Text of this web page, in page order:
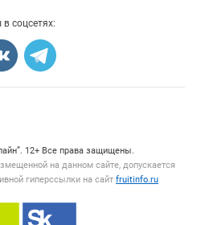
соцсетях:
12+ Все права защищены.
на данном сайте, допускается
гиперссылки на сайт fruitinfo.ru